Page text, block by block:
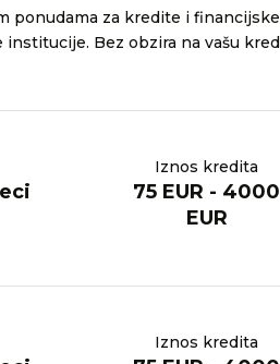
ponudama za kredite i
Bez obzira na vašu
Iznos kredita
75 EUR - 4000
EUR
Iznos kredita